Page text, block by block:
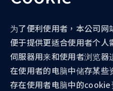
为了便利使用者，本公司
便于提供更适合使用者个
伺服器用来和使用者浏览
在使用者的电脑中储存某
存在使用者电脑中的